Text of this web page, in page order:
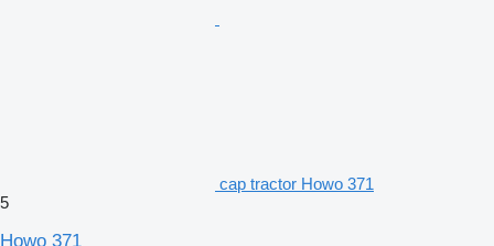
cap tractor Howo 371
5
Howo 371